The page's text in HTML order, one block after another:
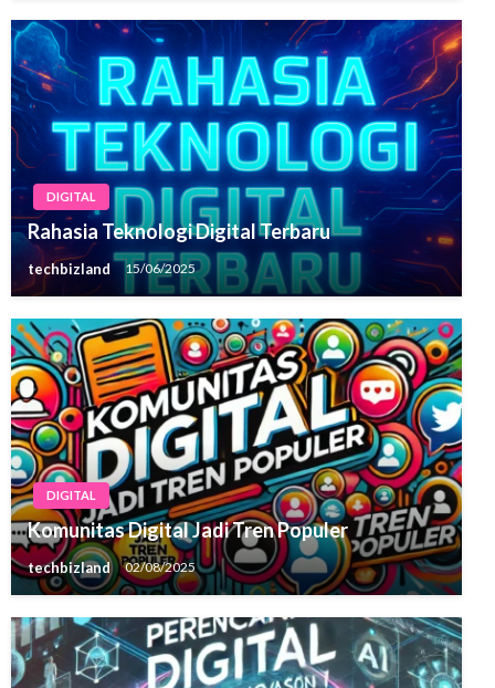
DIGITAL
Rahasia Teknologi Digital Terbaru
techbizland 15/06/2025
DIGITAL
Komunitas Digital Jadi Tren Populer
techbizland 02/08/2025